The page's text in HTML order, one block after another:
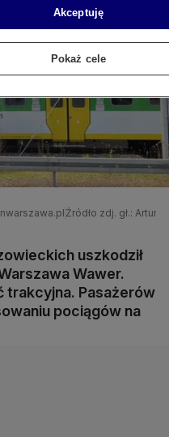
Źródło zdj. gł.: Artur
uszkodził
Wawer.
trakcyjna. Pasażerów
pociągów na
Akceptuję
Pokaż cele